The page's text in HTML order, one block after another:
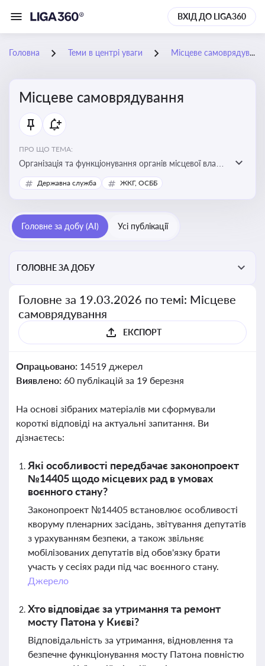
ВХІД ДО LIGA360
Головна Теми в центрі уваги Місцеве самоврядування
Місцеве самоврядування
ПРО ЩО ТЕМА:
Організація та функціонування органів місцевої влади,
які приймають рішення та здійснюють управлінські
функції на рівні місцевих громад (міст, сіл, селищ)
Державна служба ЖКГ, ОСББ
Головне за добу (AI) Усі публікації
ГОЛОВНЕ ЗА ДОБУ
Головне за 19.03.2026 по темі: Місцеве
самоврядування
ЕКСПОРТ
Опрацьовано: 14519 джерел
Виявлено: 60 публікацій за 19 березня
На основі зібраних матеріалів ми сформували
короткі відповіді на актуальні запитання. Ви
дізнаєтесь:
Які особливості передбачає законопроект
№14405 щодо місцевих рад в умовах
воєнного стану?
Законопроект №14405 встановлює особливості
кворуму пленарних засідань, звітування депутатів
з урахуванням безпеки, а також звільняє
мобілізованих депутатів від обов'язку брати
участь у сесіях ради під час воєнного стану.
Джерело
Хто відповідає за утримання та ремонт
мосту Патона у Києві?
Відповідальність за утримання, відновлення та
безпечне функціонування мосту Патона повністю